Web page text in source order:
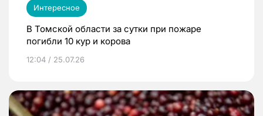
Интересное
В Томской области за сутки при пожаре
погибли 10 кур и корова
12:04 / 25.07.26